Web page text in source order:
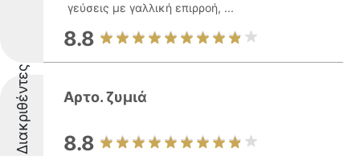
γεύσεις με γαλλική επιρροή, ...
8.8
Διακριθέντες Αρτο. ζυμιά
8.8